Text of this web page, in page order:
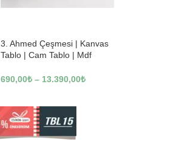
3. Ahmed Çeşmesi | Kanvas
Tablo | Cam Tablo | Mdf
690,00₺ – 13.390,00₺